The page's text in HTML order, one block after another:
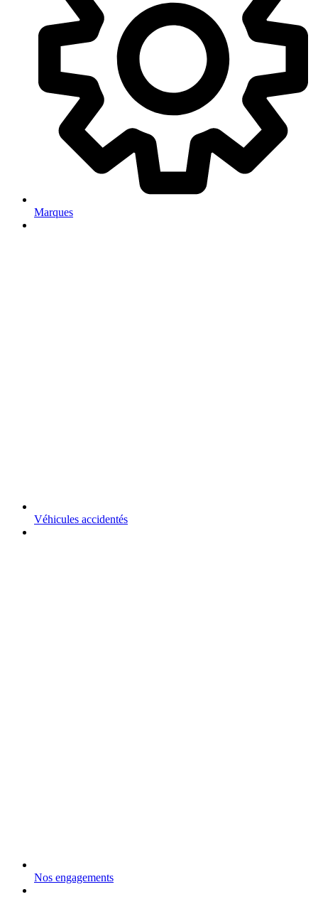
Marques
Véhicules accidentés
Nos engagements